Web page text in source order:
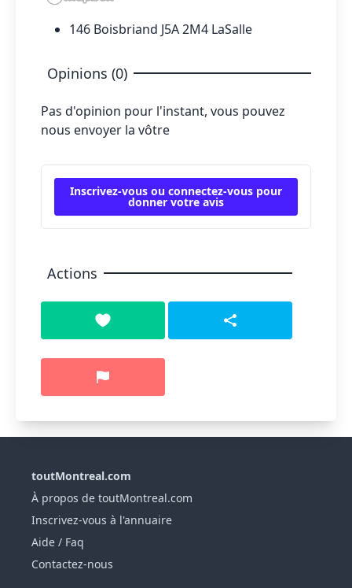
146 Boisbriand J5A 2M4 LaSalle
Opinions (0)
Pas d'opinion pour l'instant, vous pouvez
nous envoyer la vôtre
Inscrivez-vous ou connectez-vous pour
donner votre avis
Actions
toutMontreal.com
À propos de toutMontreal.com
Inscrivez-vous à l'annuaire
Aide / Faq
Contactez-nous